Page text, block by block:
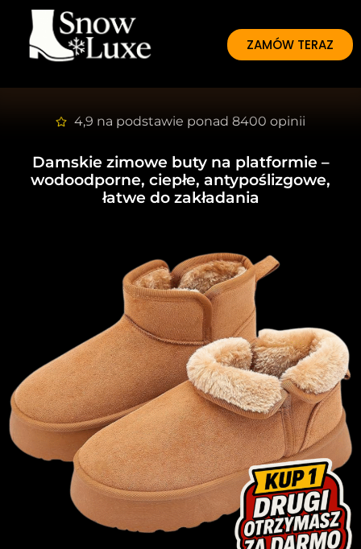
ZAMÓW TERAZ
4,9 na podstawie ponad 8400 opinii
Damskie zimowe buty na platformie –
wodoodporne, ciepłe, antypoślizgowe,
łatwe do zakładania